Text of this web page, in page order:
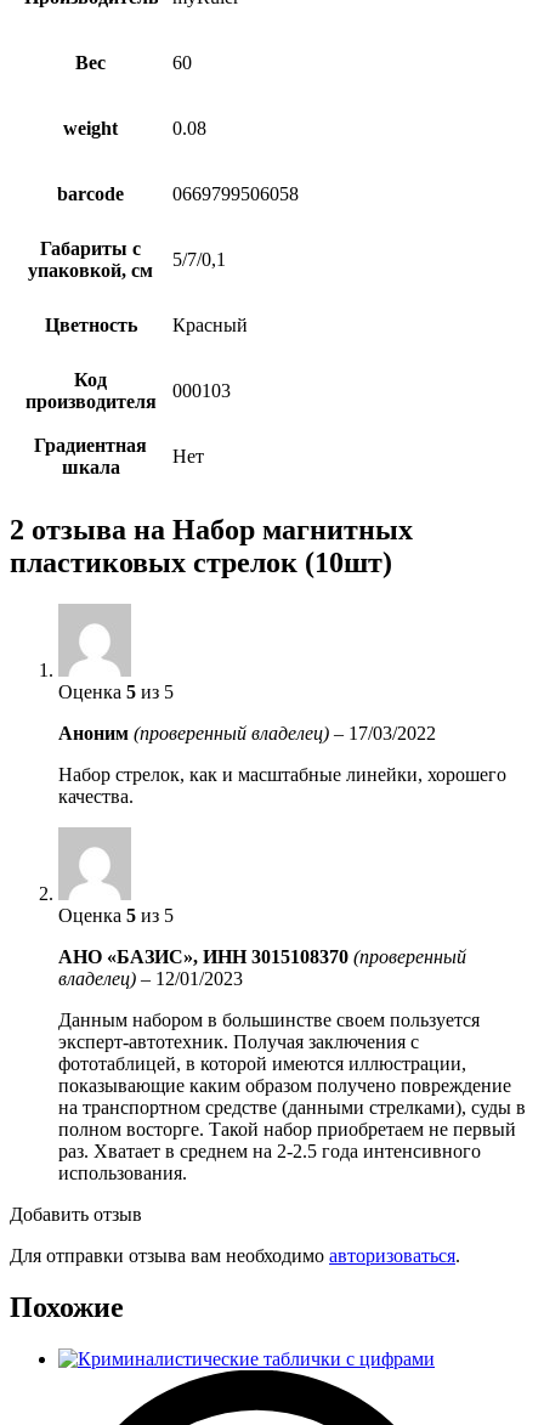
Вес 60
weight 0.08
barcode 0669799506058
Габариты с
упаковкой, см
5/7/0,1
Цветность Красный
Код
производителя
000103
Градиентная
шкала
Нет
2 отзыва на Набор магнитных
пластиковых стрелок (10шт)
Оценка 5 из 5
Аноним (проверенный владелец) – 17/03/2022
Набор стрелок, как и масштабные линейки, хорошего
качества.
Оценка 5 из 5
АНО «БАЗИС», ИНН 3015108370 (проверенный
владелец) – 12/01/2023
Данным набором в большинстве своем пользуется
эксперт-автотехник. Получая заключения с
фототаблицей, в которой имеются иллюстрации,
показывающие каким образом получено повреждение
на транспортном средстве (данными стрелками), суды в
полном восторге. Такой набор приобретаем не первый
раз. Хватает в среднем на 2-2.5 года интенсивного
использования.
Добавить отзыв
Для отправки отзыва вам необходимо авторизоваться.
Похожие